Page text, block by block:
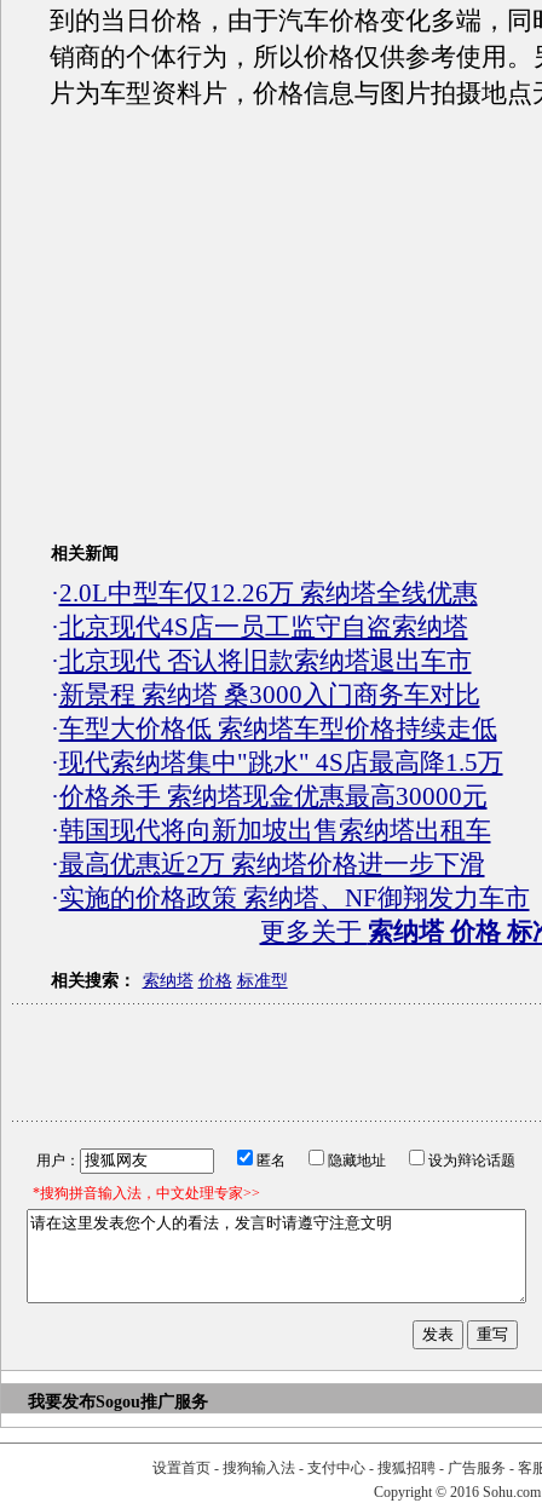
到的当日价格，由于汽车价格变化多端，同
销商的个体行为，所以价格仅供参考使用。
片为车型资料片，价格信息与图片拍摄地
相关新闻
·2.0L中型车仅12.26万 索纳塔全线优惠
·北京现代4S店一员工监守自盗索纳塔
·北京现代 否认将旧款索纳塔退出车市
·新景程 索纳塔 桑3000入门商务车对比
·车型大价格低 索纳塔车型价格持续走低
·现代索纳塔集中"跳水" 4S店最高降1.5万
·价格杀手 索纳塔现金优惠最高30000元
·韩国现代将向新加坡出售索纳塔出租车
·最高优惠近2万 索纳塔价格进一步下滑
·实施的价格政策 索纳塔、NF御翔发力车市
更多关于 索纳塔 价格 标
相关搜索： 索纳塔 价格 标准型
用户： 匿名 隐藏地址
设为辩论话题
*搜狗拼音输入法，中文处理专家>>
我要发布Sogou推广服务
设置首页- 搜狗输入法- 支付中心- 搜狐招聘- 广告服务 - 客
Copyright © 2016